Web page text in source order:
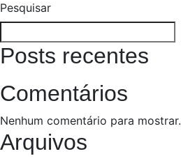
Pesquisar
Posts recentes
Comentários
Nenhum comentário para mostrar.
Arquivos